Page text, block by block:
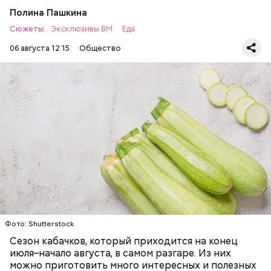
Полина Пашкина
Сюжеты: Эксклюзивы ВМ
Еда
06 августа 12:15
Общество
Фото: Shutterstock
Сезон кабачков, который приходится на конец
июля–начало августа, в самом разгаре. Из них
можно приготовить много интересных и полезных
Ингредиенты:
ЕДА ОВОЩИ РЕЦЕПТЫ
Фото: Shutterstock
— Наиболее распространенные борщ, щи, котлеты,
салаты, лаваш с творогом и сыром, пироги, омлет,
запеканка. Щавеля там везде используется
немного, поэтому никакого вреда от него не будет.
Чем разнообразнее рацион питания человека, тем
лучше. Потому что это исключает вероятность
возникновения дефицитов микроэлементов, —
заверил специалист.